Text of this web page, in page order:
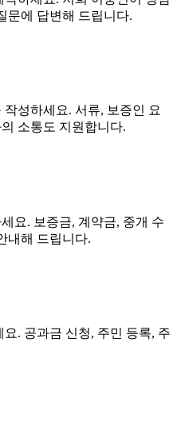
문에 답변해 드립니다.
성하세요. 서류, 보증인 요
소통도 지원합니다.
요. 보증금, 계약금, 중개 수
내해 드립니다.
. 공과금 신청, 주민 등록, 주